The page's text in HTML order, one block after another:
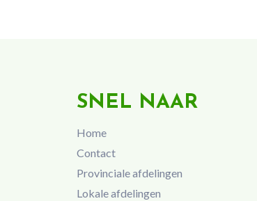
SNEL NAAR
Home
Contact
Provinciale afdelingen
Lokale afdelingen